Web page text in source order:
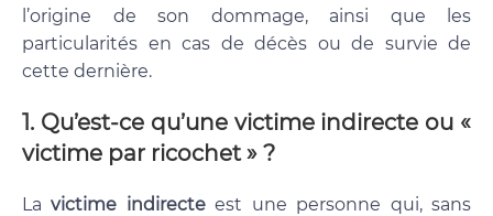
l’origine de son dommage, ainsi que les
particularités en cas de décès ou de survie de
cette dernière.
1. Qu’est-ce qu’une victime indirecte ou «
victime par ricochet » ?
Lavictime indirecteest une personne qui, sans